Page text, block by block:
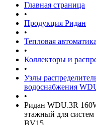
Главная страница
•
Продукция Ридан
•
Тепловая автоматика
•
Коллекторы и
•
Узлы
водоснабжения
•
Ридан WDU.3R
этажный для
BV15